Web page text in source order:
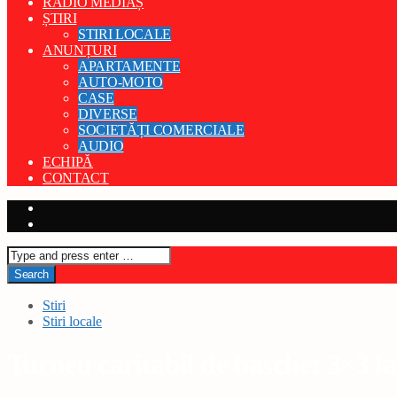
ȘTIRI
STIRI LOCALE
ANUNȚURI
APARTAMENTE
AUTO-MOTO
CASE
DIVERSE
SOCIETĂȚI COMERCIALE
AUDIO
ECHIPĂ
CONTACT
Stiri
Stiri locale